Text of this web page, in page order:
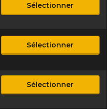
Sélectionner
Sélectionner
Sélectionner